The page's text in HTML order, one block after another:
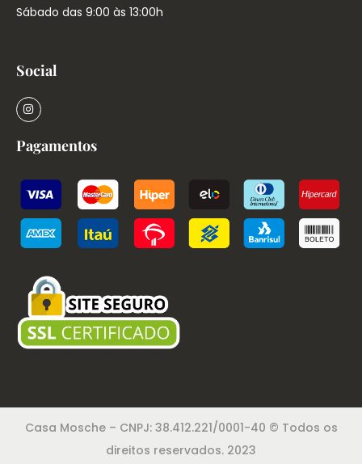
Sábado das 9:00 às 13:00h
Social
Pagamentos
Casa Mosche – CNPJ: 38.412.221/0001-40 © Todos os
direitos reservados. 2023